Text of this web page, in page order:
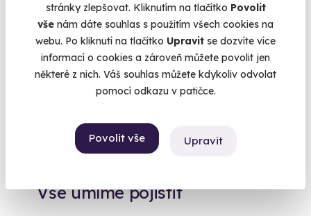
stránky zlepšovat. Kliknutím na tlačítko Povolit
vše nám dáte souhlas s použitím všech cookies na
webu. Po kliknutí na tlačítko Upravit se dozvíte více
informací o cookies a zároveň můžete povolit jen
některé z nich. Váš souhlas můžete kdykoliv odvolat
pomocí odkazu v patičce.
Povolit vše Upravit
Naheureka.czmáme
96% spokojenost zákazníků.
Zobraz ohlasy
Vše umíme pojistit